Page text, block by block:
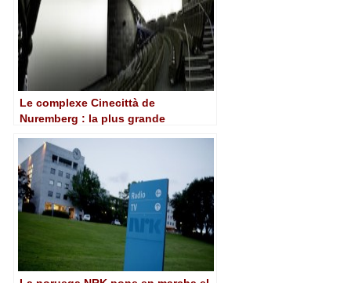
Le complexe Cinecittà de
Nuremberg : la plus grande
monde